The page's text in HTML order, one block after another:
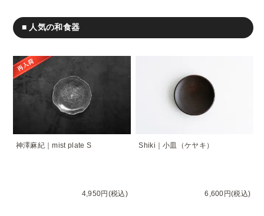
■ 人気の和食器
神澤麻紀｜mist plate S
4,950円(税込)
Shiki｜小皿（ケヤキ）
6,600円(税込)